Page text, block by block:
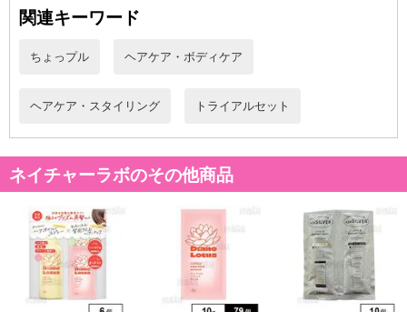
【お支払いについて】
※お支払い方法は、電話料金合算払い、クレジットカード、dポイン
※お申込み頂きました商品の同梱、お届けの日時指定はいたしかね
ます。
※会員様のご都合でお受取りいただけない場合、商品の再発送や返
金はいたしかねます。
また、お届け日時のご指定は、お受けできません。宅配業者からの
不在票にてご対応ください。
※発送予定日は前後する場合がございます。また商品によって発送
関連キーワード
ちょっプル ヘアケア・ボディケア
ヘアケア・スタイリング トライアルセット
ネイチャーラボのその他商品